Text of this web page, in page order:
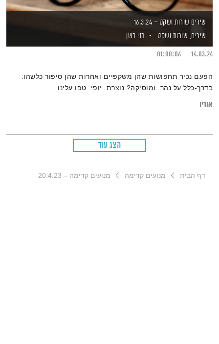
שירים שורות ושקט – 16.3.24
שירים, שורות ושקט
בני בשן
14.03.24
01:00:06
הפעם נכיר תחפושות שהן משקפיים ואחרות שהן סיפור כלשהו.
בדרך-כלל על נהר. ומוסיקה? נוצרת. יופי. טפו עלינו
אודיו
הצג עוד
דף הבית מנועים קדימה מנועים קדימה – 20.4.23